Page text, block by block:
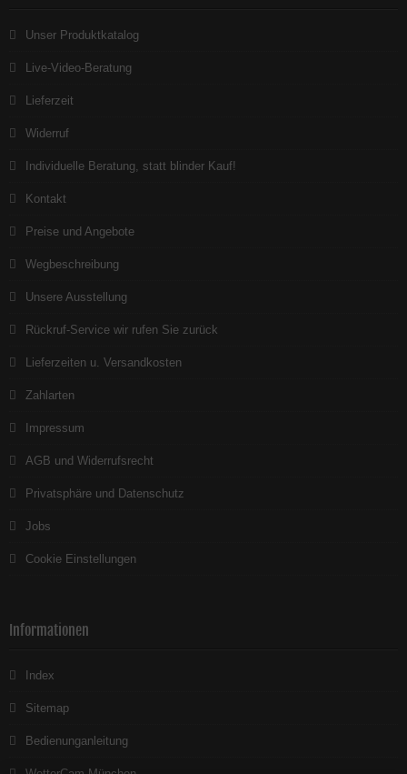
Unser Produktkatalog
Live-Video-Beratung
Lieferzeit
Widerruf
Individuelle Beratung, statt blinder Kauf!
Kontakt
Preise und Angebote
Wegbeschreibung
Unsere Ausstellung
Rückruf-Service wir rufen Sie zurück
Lieferzeiten u. Versandkosten
Zahlarten
Impressum
AGB und Widerrufsrecht
Privatsphäre und Datenschutz
Jobs
Cookie Einstellungen
Informationen
Index
Sitemap
Bedienunganleitung